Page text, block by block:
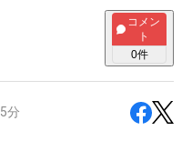
コメン
ト
0件
分